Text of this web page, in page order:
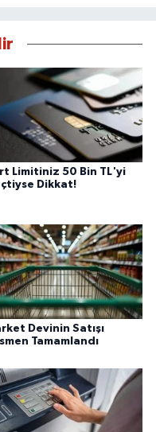
Limitiniz 50 Bin TL'yi
Dikkat!
Devinin Satışı
Tamamlandı